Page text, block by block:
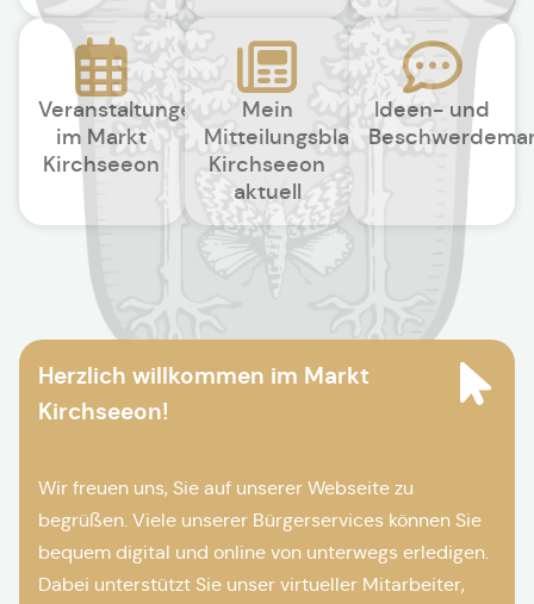
Veranstaltungen
im Markt
Kirchseeon
Mein
Mitteilungsblatt
Kirchseeon
aktuell
Ideen- und
Herzlich willkommen im Markt
Kirchseeon!
Wir freuen uns, Sie auf unserer Webseite zu
begrüßen. Viele unserer Bürgerservices können Sie
bequem digital und online von unterwegs erledigen.
Dabei unterstützt Sie unser virtueller Mitarbeiter,